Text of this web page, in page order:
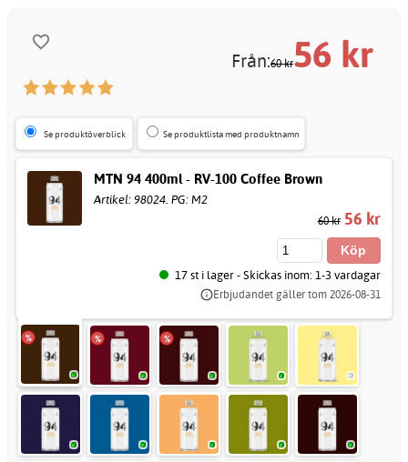
Från:60 kr56 kr
Se produktöverblick Se produktlista med produktnamn
MTN 94 400ml - RV-100 Coffee Brown
Artikel: 98024. PG: M2
60 kr 56 kr
17 st i lager - Skickas inom: 1-3 vardagar
Erbjudandet gäller tom 2026-08-31
% % %